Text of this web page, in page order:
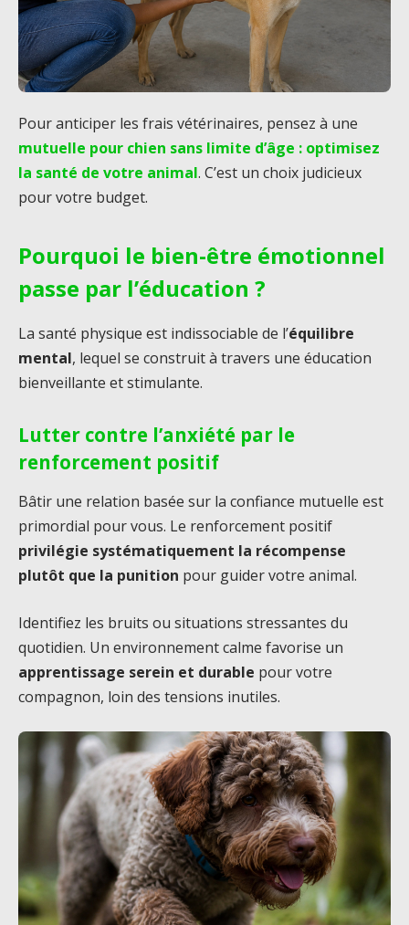
Pour anticiper les frais vétérinaires, pensez à une
mutuelle pour chien sans limite d’âge : optimisez
la santé de votre animal. C’est un choix judicieux
pour votre budget.
Pourquoi le bien-être émotionnel
passe par l’éducation ?
La santé physique est indissociable de l’équilibre
mental, lequel se construit à travers une éducation
bienveillante et stimulante.
Lutter contre l’anxiété par le
renforcement positif
Bâtir une relation basée sur la confiance mutuelle est
primordial pour vous. Le renforcement positif
privilégie systématiquement la récompense
plutôt que la punition pour guider votre animal.
Identifiez les bruits ou situations stressantes du
quotidien. Un environnement calme favorise un
apprentissage serein et durable pour votre
compagnon, loin des tensions inutiles.